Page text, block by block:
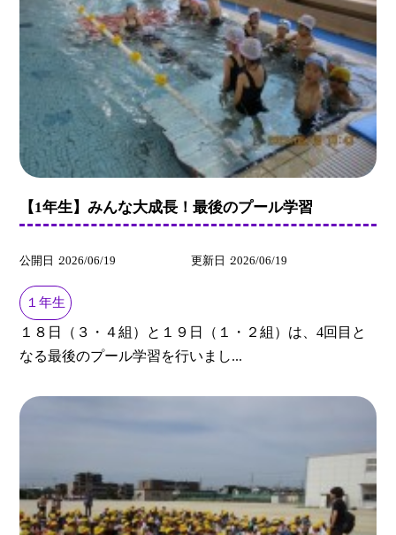
【1年生】みんな大成長！最後のプール学習
公開日 2026/06/19 更新日 2026/06/19
１年生
１８日（３・４組）と１９日（１・２組）は、4回目と
なる最後のプール学習を行いまし...